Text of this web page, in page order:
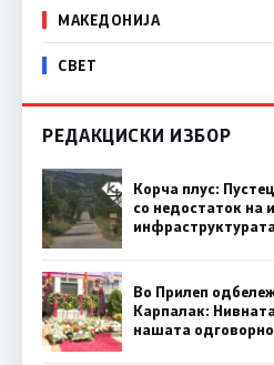
МАКЕДОНИЈА
СВЕТ
РЕДАКЦИСКИ ИЗБОР
Корча плус:
со недостаток на
Во Прилеп
Карпалак:
нашата